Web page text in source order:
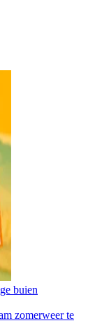
buien
zomerweer te